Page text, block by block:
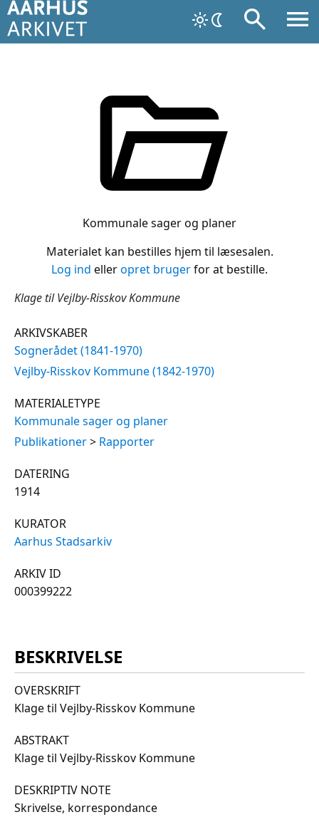
Kommunale sager og planer
Materialet kan bestilles hjem til læsesalen.
Log ind elleropret brugerfor at bestille.
Klage til Vejlby-Risskov Kommune
ARKIVSKABER
Sognerådet (1841-1970)
Vejlby-Risskov Kommune (1842-1970)
MATERIALETYPE
Kommunale sager og planer
Publikationer> Rapporter
DATERING
1914
KURATOR
Aarhus Stadsarkiv
ARKIV ID
000399222
BESKRIVELSE
OVERSKRIFT
Klage til Vejlby-Risskov Kommune
ABSTRAKT
Klage til Vejlby-Risskov Kommune
DESKRIPTIV NOTE
Skrivelse, korrespondance